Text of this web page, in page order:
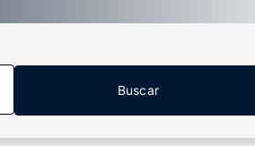
Buscar